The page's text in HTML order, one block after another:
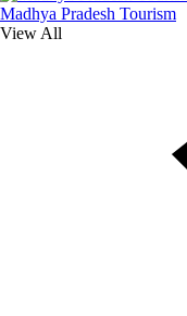
Madhya Pradesh Tourism
View All